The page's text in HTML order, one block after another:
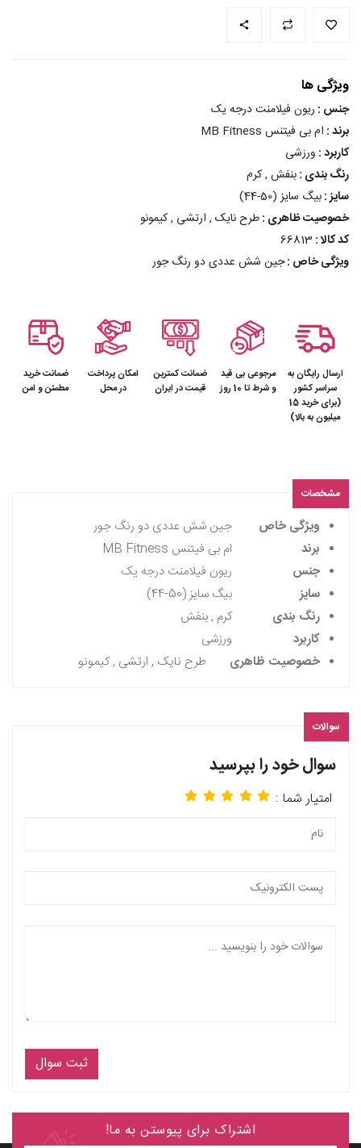
ویژگی ها
جنس : ریون فیلامنت درجه یک
برند : ام بی فیتنس MB Fitness
کاربرد : ورزشی
رنگ بندی :بنفش , کرم
سایز :بیگ سایز (50-44)
خصوصیت ظاهری :طرح نایک , ارتشی , کیمونو
کد کالا : 66813
ویژگی خاص :جین شش عددی دو رنگ جور
ارسال رایگان به
سراسر کشور
(برای خرید 15
میلیون به بالا)
مرجوعی بی قید
و شرط تا 10 روز
ضمانت کمترین
قیمت در ایران
امکان پرداخت
در محل
ضمانت خرید
مطمئن و امن
مشخصات
ویژگی خاص
جین شش عددی دو رنگ جور
برند
ام بی فیتنس MB Fitness
جنس
ریون فیلامنت درجه یک
سایز
بیگ سایز (50-44)
رنگ بندی
کرم , بنفش
کاربرد
ورزشی
خصوصیت ظاهری
طرح نایک , ارتشی , کیمونو
سوالات
سوال خود را بپرسید
امتیار شما :
ثبت سوال
اشتراک برای پیوستن به ما!